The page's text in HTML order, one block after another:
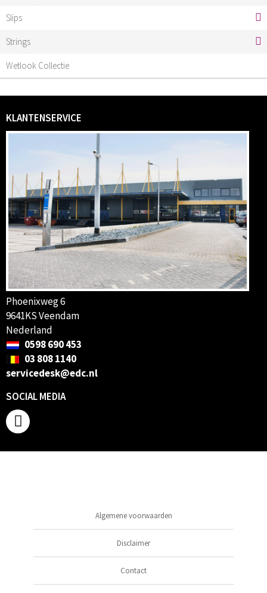
Slips
Strings
Wetlook Collectie
KLANTENSERVICE
Phoenixweg 6
9641KS Veendam
Nederland
0598 690 453
03 808 1140
servicedesk@edc.nl
SOCIAL MEDIA
Algemene voorwaarden
Disclaimer
Contact